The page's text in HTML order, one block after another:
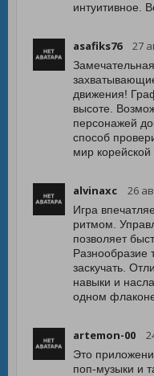
интуитивное.
asafiks76 27
движения!
высоте.
персонажей
способ
мир корейской
alvinaxc 26
Игра
ритмом.
позволяет
Разнообразие
заскучать.
навыки и
одном
artemon-00
Это
поп-музыки и